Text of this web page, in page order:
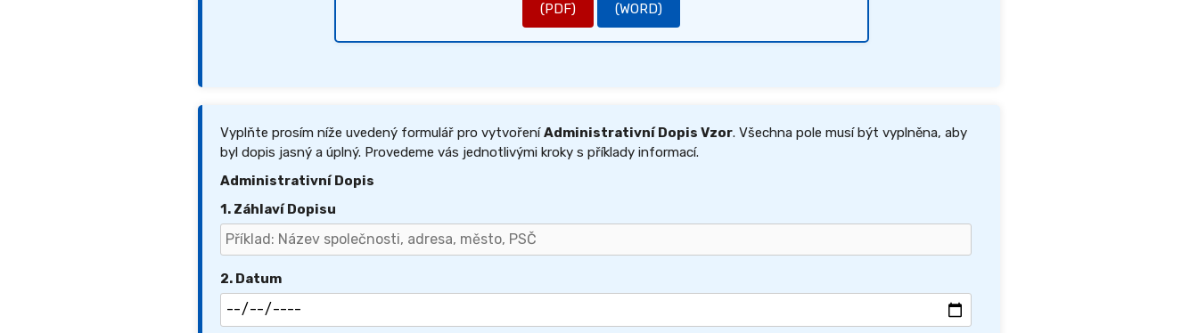
(PDF) (WORD)
Vyplňte prosím níže uvedený formulář pro vytvořeníAdministrativní Dopis Vzor. Všechna pole musí být vyplněna, aby
byl dopis jasný a úplný. Provedeme vás jednotlivými kroky s příklady informací.
Administrativní Dopis
1. Záhlaví Dopisu
2. Datum